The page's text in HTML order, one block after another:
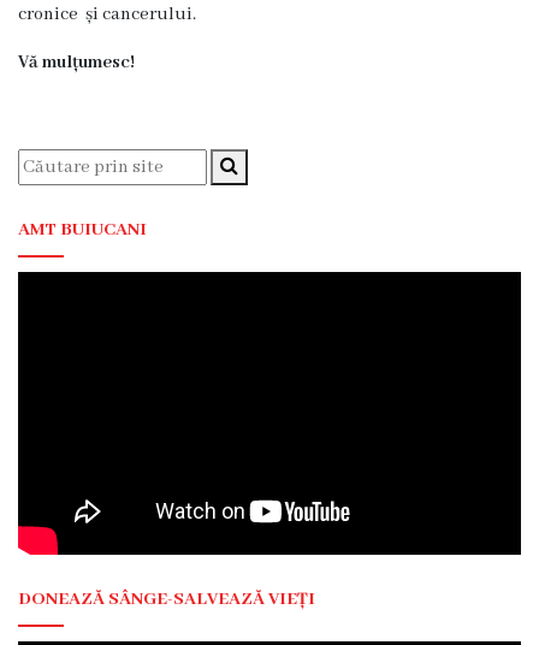
şi
Fizică
Centralizat
Legislație
MS
cronice și cancerului.
Vă mulțumesc!
AMT BUIUCANI
DONEAZĂ SÂNGE-SALVEAZĂ VIEȚI